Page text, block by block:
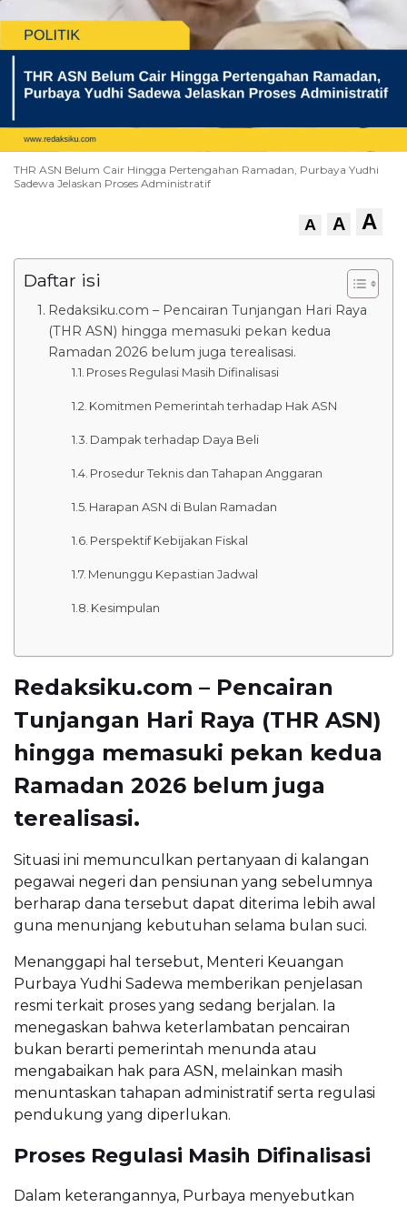
THR ASN Belum Cair Hingga Pertengahan Ramadan, Purbaya Yudhi
Sadewa Jelaskan Proses Administratif
A A A
Daftar isi
Redaksiku.com – Pencairan Tunjangan Hari Raya
(THR ASN) hingga memasuki pekan kedua
Ramadan 2026 belum juga terealisasi.
Proses Regulasi Masih Difinalisasi
Komitmen Pemerintah terhadap Hak ASN
Dampak terhadap Daya Beli
Prosedur Teknis dan Tahapan Anggaran
Harapan ASN di Bulan Ramadan
Perspektif Kebijakan Fiskal
Menunggu Kepastian Jadwal
Kesimpulan
Redaksiku.com – Pencairan
Tunjangan Hari Raya (THR ASN)
hingga memasuki pekan kedua
Ramadan 2026 belum juga
terealisasi.
Situasi ini memunculkan pertanyaan di kalangan
pegawai negeri dan pensiunan yang sebelumnya
berharap dana tersebut dapat diterima lebih awal
guna menunjang kebutuhan selama bulan suci.
Menanggapi hal tersebut, Menteri Keuangan
Purbaya Yudhi Sadewa memberikan penjelasan
resmi terkait proses yang sedang berjalan. Ia
menegaskan bahwa keterlambatan pencairan
bukan berarti pemerintah menunda atau
mengabaikan hak para ASN, melainkan masih
menuntaskan tahapan administratif serta regulasi
pendukung yang diperlukan.
Proses Regulasi Masih Difinalisasi
Dalam keterangannya, Purbaya menyebutkan